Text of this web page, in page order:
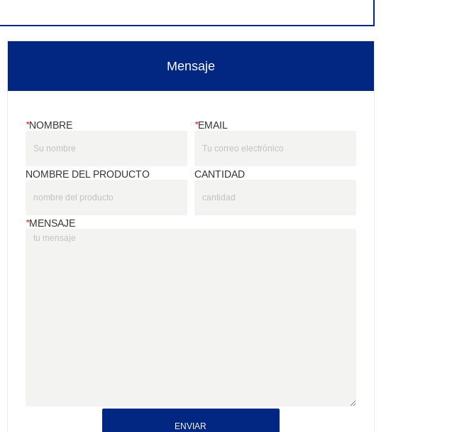
Mensaje
*NOMBRE *EMAIL
NOMBRE DEL PRODUCTO CANTIDAD
*MENSAJE
ENVIAR